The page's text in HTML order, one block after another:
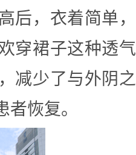
后，衣着简单，
穿裙子这种透气
减少了与外阴之
恢复。